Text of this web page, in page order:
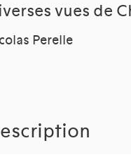
vues de
Perelle